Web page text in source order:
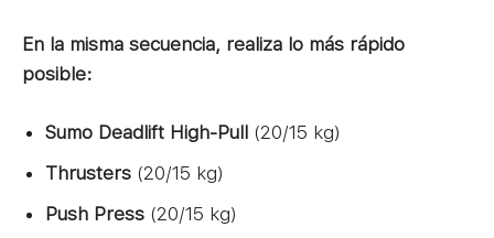
En la misma secuencia, realiza lo más rápido
posible:
Sumo Deadlift High-Pull (20/15 kg)
Thrusters (20/15 kg)
Push Press (20/15 kg)